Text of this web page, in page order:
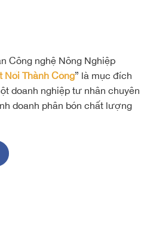
Công nghệ Nông Nghiệp
Nối Thành Công” là mục đích
doanh nghiệp tư nhân chuyên
doanh phân bón chất lượng